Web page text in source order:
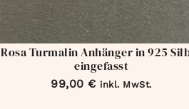
Rosa Turmalin Anhänger in 925
eingefasst
99,00 € inkl. MwSt.